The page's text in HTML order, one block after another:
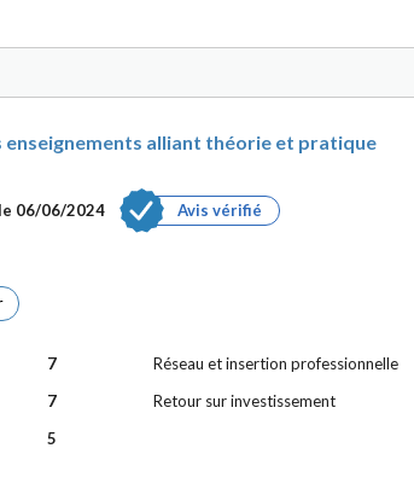
enseignements alliant théorie et pratique
06/06/2024 Avis vérifié
7
7
5
Réseau et insertion professionnelle
Retour sur investissement